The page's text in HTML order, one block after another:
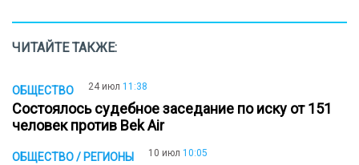
ЧИТАЙТЕ ТАКЖЕ:
ОБЩЕСТВО 24 июл 11:38
Состоялось судебное заседание по иску от 151
человек против Bek Air
ОБЩЕСТВО / РЕГИОНЫ 10 июл 10:05